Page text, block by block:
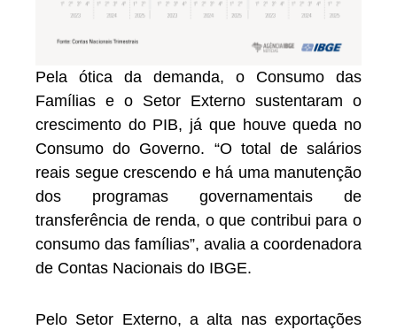
Pela ótica da demanda, o Consumo das
Famílias e o Setor Externo sustentaram o
crescimento do PIB, já que houve queda no
Consumo do Governo. “O total de salários
reais segue crescendo e há uma manutenção
dos programas governamentais de
transferência de renda, o que contribui para o
consumo das famílias”, avalia a coordenadora
de Contas Nacionais do IBGE.
Pelo Setor Externo, a alta nas exportações